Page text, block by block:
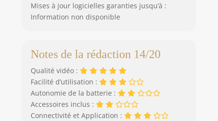
Mises à jour logicielles garanties jusqu’à :
Information non disponible
Notes de la rédaction 14/20
Qualité vidéo :
Facilité d’utilisation :
Autonomie de la batterie :
Accessoires inclus :
Connectivité et Application :